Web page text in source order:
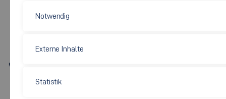
Raum: F 02.134
FACHGEBIETE
Notwendig
Externe Inhalte
Statistik